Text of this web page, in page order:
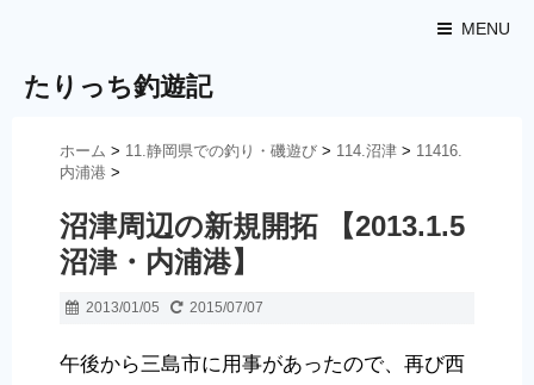
MENU
たりっち釣遊記
ホーム > 11.静岡県での釣り・磯遊び > 114.沼津 > 11416.
内浦港 >
沼津周辺の新規開拓 【2013.1.5
沼津・内浦港】
2013/01/05 2015/07/07
午後から三島市に用事があったので、再び西